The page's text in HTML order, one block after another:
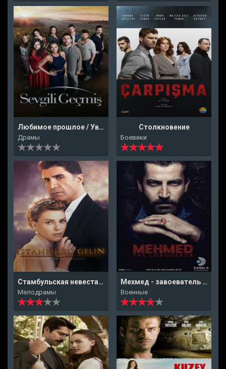
Любимое прошлое / Уважаемое прошлое
Драмы
Столкновение
Боевики
Стамбульская невеста / Невеста из стамбула
Мелодрамы
Мехмед - завоеватель мира. Фатих
Военные